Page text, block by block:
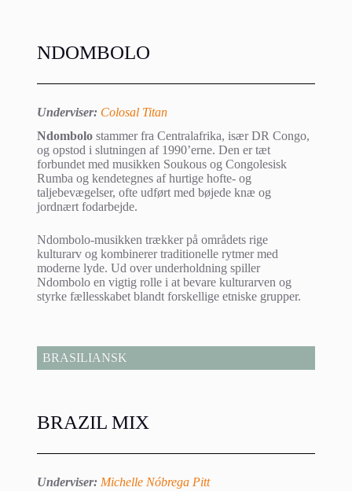
NDOMBOLO
Underviser: Colosal Titan
Ndombolostammer fra Centralafrika, især DR Congo,
og opstod i slutningen af 1990’erne. Den er tæt
forbundet med musikken Soukous og Congolesisk
Rumba og kendetegnes af hurtige hofte- og
taljebevægelser, ofte udført med bøjede knæ og
jordnært fodarbejde.
Ndombolo-musikken trækker på områdets rige
kulturarv og kombinerer traditionelle rytmer med
moderne lyde. Ud over underholdning spiller
Ndombolo en vigtig rolle i at bevare kulturarven og
styrke fællesskabet blandt forskellige etniske grupper.
BRASILIANSK
BRAZIL MIX
Underviser: Michelle Nóbrega Pitt